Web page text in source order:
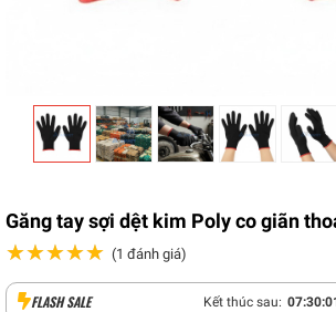
Găng tay sợi dệt kim Poly co giãn
★★★★★
★★★★★ (1 đánh giá)
FLASH SALE Kết thúc sau: 07:30: